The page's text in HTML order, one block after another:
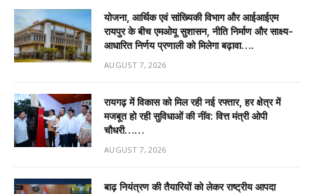
योजना, आर्थिक एवं सांख्यिकी विभाग और आईआईएम
रायपुर के बीच एमओयू सुशासन, नीति निर्माण और साक्ष्य-
आधारित निर्णय प्रणाली को मिलेगा बढ़ावा….
AUGUST 7, 2026
रायगढ़ में विकास को मिल रही नई रफ्तार, हर क्षेत्र में
मजबूत हो रही सुविधाओं की नींव: वित्त मंत्री ओपी
चौधरी……
AUGUST 7, 2026
बाढ़ नियंत्रण की तैयारियों को लेकर राष्ट्रीय आपदा